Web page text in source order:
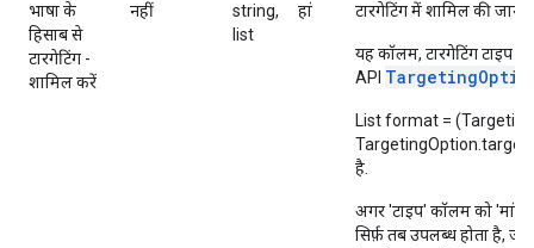
भाषा के
हिसाब से
टारगेटिंग -
शामिल करें
नहीं
string,
list
हां टारगेटिंग में शामिल की जाने
यह कॉलम, टारगेटिंग टाइप
API
List format =
है.
अगर 'टाइप' कॉलम को 'मांग
सिर्फ़ तब उपलब्ध होता है,